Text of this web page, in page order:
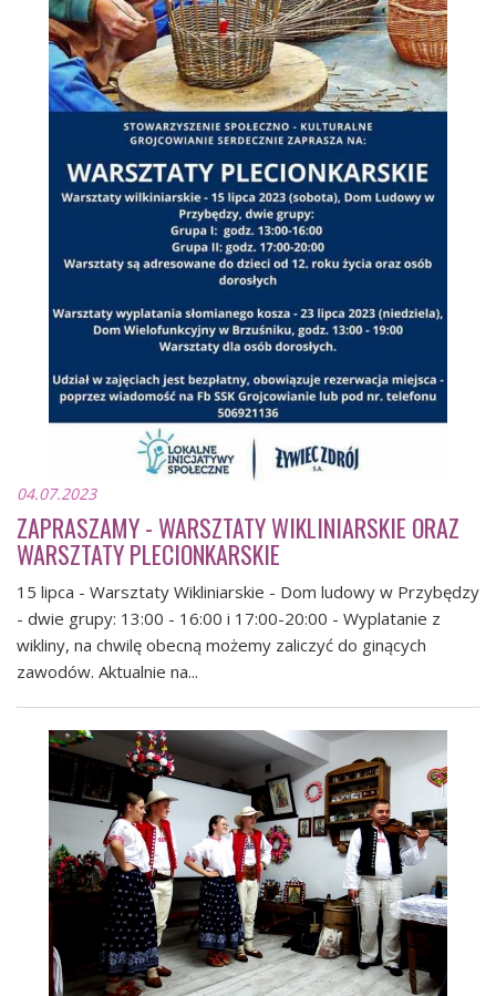
04.07.2023
ZAPRASZAMY - WARSZTATY WIKLINIARSKIE ORAZ
WARSZTATY PLECIONKARSKIE
15 lipca - Warsztaty Wikliniarskie - Dom ludowy w Przybędzy
- dwie grupy: 13:00 - 16:00 i 17:00-20:00 - Wyplatanie z
wikliny, na chwilę obecną możemy zaliczyć do ginących
zawodów. Aktualnie na...